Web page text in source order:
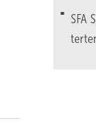
SFA